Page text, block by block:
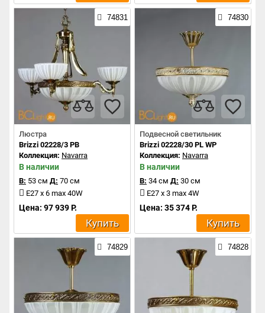
74831
Люстра
Brizzi 02228/3 PB
Коллекция: Navarra
В наличии
В: 53 см Д: 70 см
E27 x 6 max 40W
Цена: 97 939 Р.
Купить
74830
Подвесной светильник
Brizzi 02228/30 PL WP
Коллекция: Navarra
В наличии
В: 34 см Д: 30 см
E27 x 3 max 4W
Цена: 35 374 Р.
Купить
74829 74828